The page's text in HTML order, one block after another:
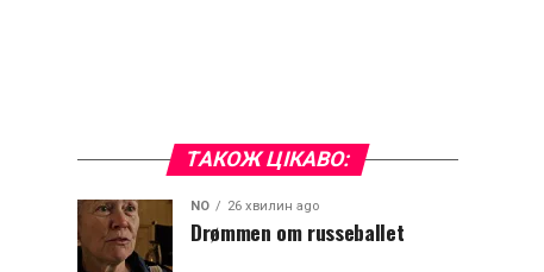
ТАКОЖ ЦІКАВО:
NO 26 хвилин ago
Drømmen om russeballet